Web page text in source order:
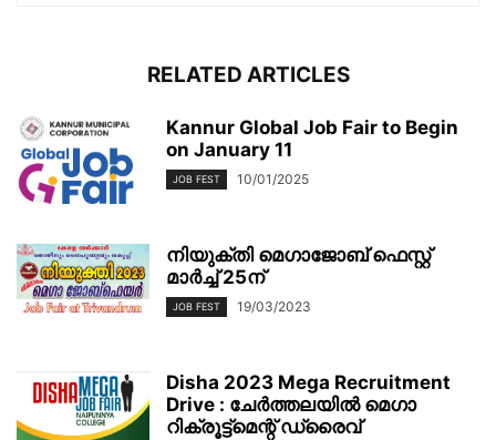
RELATED ARTICLES
Kannur Global Job Fair to Begin
on January 11
JOB FEST 10/01/2025
നിയുക്തി മെഗാജോബ് ഫെസ്റ്റ്
മാര്‍ച്ച് 25ന്
JOB FEST 19/03/2023
Disha 2023 Mega Recruitment
Drive : ചേര്‍ത്തലയില്‍ മെഗാ
റിക്രൂട്ട്മെന്റ് ഡ്രൈവ്